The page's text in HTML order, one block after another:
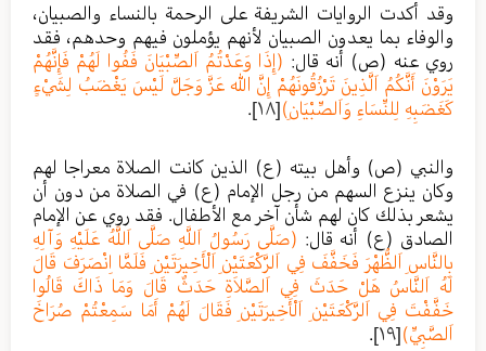
وقد أكدت الروايات الشريفة على الرحمة بالنساء والصبيان،
والوفاء بما يعدون الصبيان لأنهم يؤملون فيهم وحدهم، فقد
روي عنه (ص) أنه قال: (إِذَا وَعَدْتُمُ اَلصِّبْيَانَ فَفُوا لَهُمْ فَإِنَّهُمْ
يَرَوْنَ أَنَّكُمُ اَلَّذِينَ تَرْزُقُونَهُمْ إِنَّ الله عَزَّ وَجَلَّ لَيْسَ يَغْضَبُ لِشَيْءٍ
كَغَضَبِهِ لِلنِّسَاءِ وَاَلصِّبْيَانِ)[١٨] .
والنبي (ص) وأهل بيته (ع) الذين كانت الصلاة معراجا لهم
وكان ينزع السهم من رجل الإمام (ع) في الصلاة من دون أن
يشعر بذلك كان لهم شأن آخر مع الأطفال. فقد روي عن الإمام
الصادق (ع) أنه قال: (صَلَّى رَسُولُ اَللَّهِ صَلَّى اَللَّهُ عَلَيْهِ وَآلِهِ
بِالنَّاسِ اَلظُّهْرَ فَخَفَّفَ فِي اَلرَّكْعَتَيْنِ اَلْأَخِيرَتَيْنِ فَلَمَّا اِنْصَرَفَ قَالَ
لَهُ اَلنَّاسُ هَلْ حَدَثَ فِي اَلصَّلاَةِ حَدَثٌ قَالَ وَمَا ذَاكَ قَالُوا
خَفَّفْتَ فِي اَلرَّكْعَتَيْنِ اَلْأَخِيرَتَيْنِ فَقَالَ لَهُمْ أَمَا سَمِعْتُمْ صُرَاخَ
اَلصَّبِيِّ)[١٩] .